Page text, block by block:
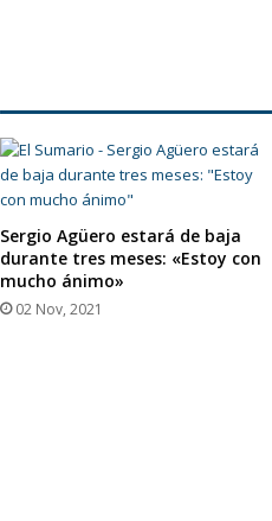
Sergio Agüero estará de baja
durante tres meses: «Estoy con
mucho ánimo»
02 Nov, 2021